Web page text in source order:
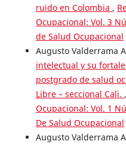
ruido en Colombia ,
Ocupacional: Vol. 3
de Salud Ocupacional
Augusto Valderrama
intelectual y su
postgrado de salud
Libre – seccional Cali. ,
Ocupacional: Vol. 1
De Salud Ocupacional
Augusto Valderrama